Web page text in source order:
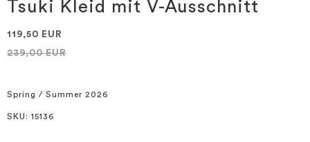
Tsuki Kleid mit V-Ausschnitt
119,50 EUR
239,00 EUR
Spring / Summer 2026
SKU : 15136